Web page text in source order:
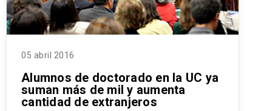
05 abril 2016
Alumnos de doctorado en la UC ya
suman más de mil y aumenta
cantidad de extranjeros